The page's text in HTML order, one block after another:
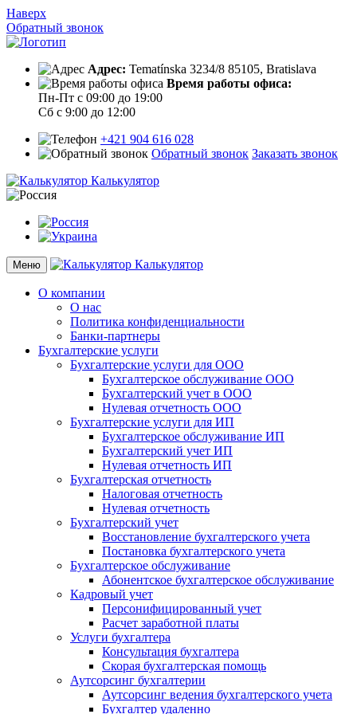
Наверх
Обратный звонок
Адрес: Tematínska 3234/8 85105, Bratislava
Время работы офиса:
Пн-Пт с 09:00 до 19:00
Сб с 9:00 до 12:00
+421 904 616 028
Обратный звонок Заказать звонок
Калькулятор
Меню Калькулятор
О компании
О нас
Политика конфиденциальности
Банки-партнеры
Бухгалтерские услуги
Бухгалтерские услуги для ООО
Бухгалтерское обслуживание ООО
Бухгалтерский учет в ООО
Нулевая отчетность ООО
Бухгалтерские услуги для ИП
Бухгалтерское обслуживание ИП
Бухгалтерский учет ИП
Нулевая отчетность ИП
Бухгалтерская отчетность
Налоговая отчетность
Нулевая отчетность
Бухгалтерский учет
Восстановление бухгалтерского учета
Постановка бухгалтерского учета
Бухгалтерское обслуживание
Абонентское бухгалтерское обслуживание
Кадровый учет
Персонифицированный учет
Расчет заработной платы
Услуги бухгалтера
Консультация бухгалтера
Скорая бухгалтерская помощь
Аутсорсинг бухгалтерии
Аутсорсинг ведения бухгалтерского учета
Бухгалтер удаленно